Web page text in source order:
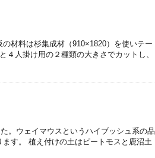
材料は杉集成材（910×1820）を使いテー
４人掛け用の２種類の大きさでカットし、
。ウェイマウスというハイブッシュ系の品
す。 植え付けの土はピートモスと鹿沼土